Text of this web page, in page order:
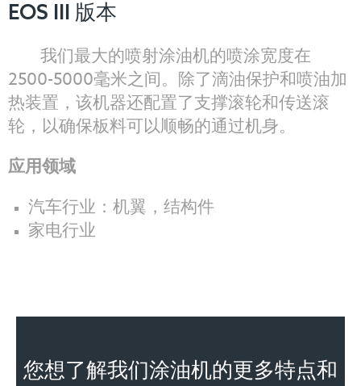
EOS III 版本
我们最大的喷射涂油机的喷涂宽度在
2500-5000毫米之间。除了滴油保护和喷油加
热装置，该机器还配置了支撑滚轮和传送滚
轮，以确保板料可以顺畅的通过机身。
应用领域
汽车行业：机翼，结构件
家电行业
您想了解我们涂油机的更多特点和